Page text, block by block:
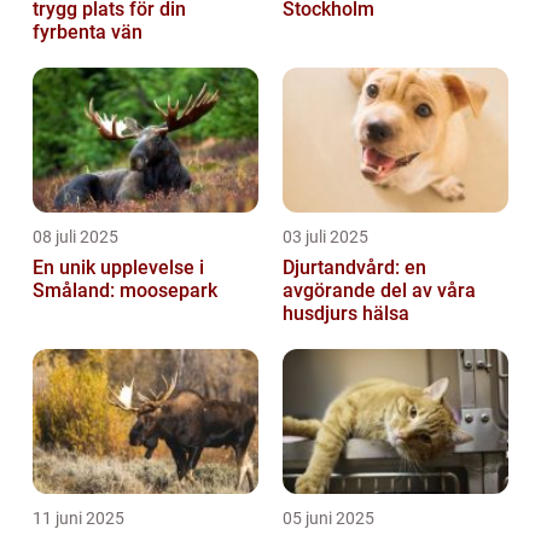
trygg plats för din
fyrbenta vän
Stockholm
08 juli 2025
En unik upplevelse i
Småland: moosepark
03 juli 2025
Djurtandvård: en
avgörande del av våra
husdjurs hälsa
11 juni 2025 05 juni 2025